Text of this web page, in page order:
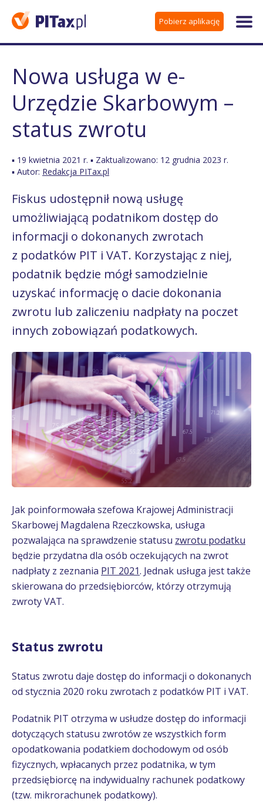
Pobierz aplikację
Nowa usługa w e-
Urzędzie Skarbowym –
status zwrotu
▪ 19 kwietnia 2021 r. ▪ Zaktualizowano: 12 grudnia 2023 r.
▪ Autor: Redakcja PITax.pl
Fiskus udostępnił nową usługę
umożliwiającą podatnikom dostęp do
informacji o dokonanych zwrotach
z podatków PIT i VAT. Korzystając z niej,
podatnik będzie mógł samodzielnie
uzyskać informację o dacie dokonania
zwrotu lub zaliczeniu nadpłaty na poczet
innych zobowiązań podatkowych.
Jak poinformowała szefowa Krajowej Administracji
Skarbowej Magdalena Rzeczkowska, usługa
pozwalająca na sprawdzenie statusu zwrotu podatku
będzie przydatna dla osób oczekujących na zwrot
nadpłaty z zeznania PIT 2021. Jednak usługa jest także
skierowana do przedsiębiorców, którzy otrzymują
zwroty VAT.
Status zwrotu
Status zwrotu daje dostęp do informacji o dokonanych
od stycznia 2020 roku zwrotach z podatków PIT i VAT.
Podatnik PIT otrzyma w usłudze dostęp do informacji
dotyczących statusu zwrotów ze wszystkich form
opodatkowania podatkiem dochodowym od osób
fizycznych, wpłacanych przez podatnika, w tym
przedsiębiorcę na indywidualny rachunek podatkowy
(tzw. mikrorachunek podatkowy).